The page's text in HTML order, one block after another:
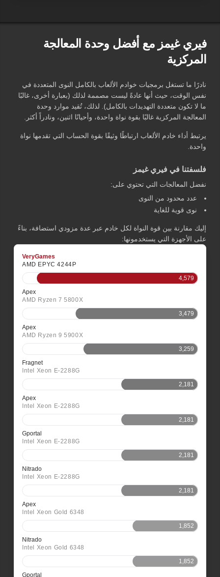
فيري غيمز مع أفضل وحدة المعالجة
المركزية
نادرًا ما تستغل برمجيات خوادم الألعاب بالكامل النوى المتعددة في
نفس الوقت، حيث أنها عادةً ليست مصممة لذلك (بعبارة أخرى، غالبًا
ما لا تكون متعددة التهديدات بالكامل). لذلك، تُقيد موارد وحدة
المعالجة المركزية غالبًا بقوة نواة واحدة، وأحيانًا اثنين، ونادراً أكثر.
يرتبط أداء خادم الألعاب ارتباطًا وثيقًا بقوة الحساب التي تقدمها نواة
واحدة.
فلسفتنا في فيري غيمز
نفضل المعالجات التي تحتوي على:
عدد محدود من النوى
نوى قوية للغاية
إليك مقارنة بين قوة النواة لكل خادم عبر عدة مزودي استضافة، بناءً
على الأجهزة التي يستخدمونها:
VeryGames
AMD EPYC 4244P
4,579
AMD Ryzen 7 5800X
3,479
AMD Ryzen 9 5900X
3,259
Fragnet
Intel Xeon E-2288G
2,181
Intel Xeon E-2288G
2,181
Gportal
Intel Xeon E-2288G
2,181
Nitrado
Intel Xeon E-2288G
2,181
Intel Xeon Gold 6348
1,852
Nitrado
Intel Xeon Gold 6348
1,852
Gportal